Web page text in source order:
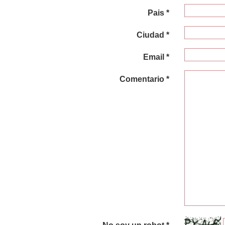
Pais *
Ciudad *
Email *
Comentario *